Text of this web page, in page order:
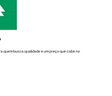
quem busca qualidade e um preço que cabe no